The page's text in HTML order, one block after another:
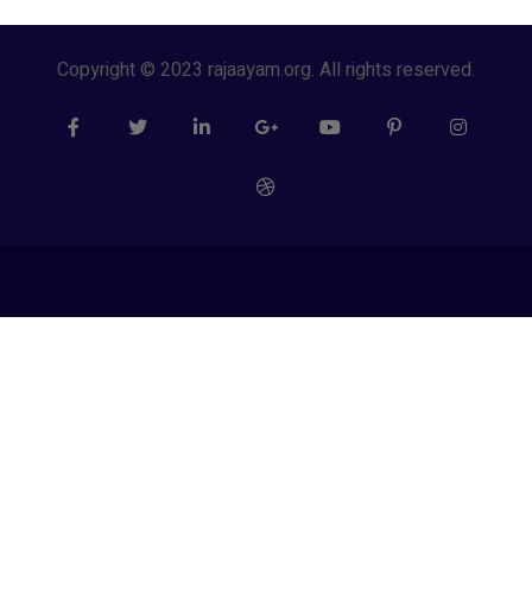
Copyright © 2023 rajaayam.org. All rights reserved.